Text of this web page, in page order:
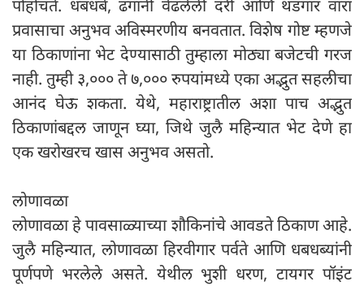
पोहोचते. धबधबे, ढगांनी वेढलेली दरी आणि थंडगार वारा
प्रवासाचा अनुभव अविस्मरणीय बनवतात. विशेष गोष्ट म्हणजे
या ठिकाणांना भेट देण्यासाठी तुम्हाला मोठ्या बजेटची गरज
नाही. तुम्ही ३,००० ते ७,००० रुपयांमध्ये एका अद्भुत सहलीचा
आनंद घेऊ शकता. येथे, महाराष्ट्रातील अशा पाच अद्भुत
ठिकाणांबद्दल जाणून घ्या, जिथे जुलै महिन्यात भेट देणे हा
एक खरोखरच खास अनुभव असतो.
लोणावळा
लोणावळा हे पावसाळ्याच्या शौकिनांचे आवडते ठिकाण आहे.
जुलै महिन्यात, लोणावळा हिरवीगार पर्वते आणि धबधब्यांनी
पूर्णपणे भरलेले असते. येथील भुशी धरण, टायगर पॉइंट